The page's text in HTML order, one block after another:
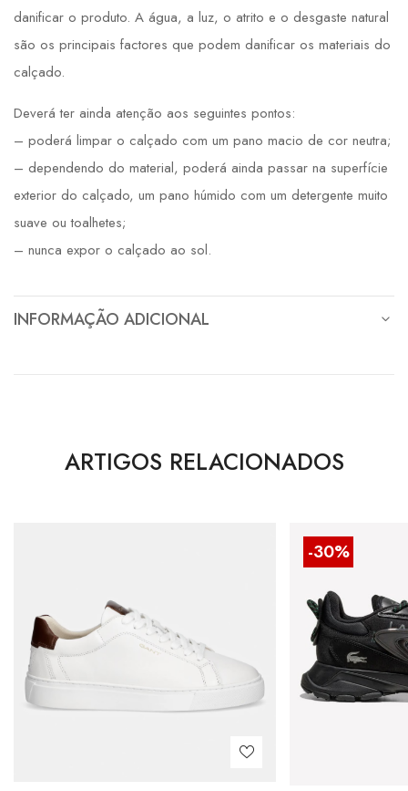
danificar o produto. A água, a luz, o atrito e o desgaste natural
são os principais factores que podem danificar os materiais do
calçado.
Deverá ter ainda atenção aos seguintes pontos:
– poderá limpar o calçado com um pano macio de cor neutra;
– dependendo do material, poderá ainda passar na superfície
exterior do calçado, um pano húmido com um detergente muito
suave ou toalhetes;
– nunca expor o calçado ao sol.
INFORMAÇÃO ADICIONAL
ARTIGOS RELACIONADOS
-30%